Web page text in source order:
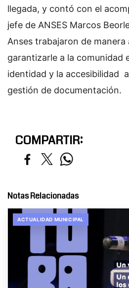
llegada, y contó con el
jefe de ANSES Marcos
Anses trabajaron de
garantizarle a la comunidad
identidad y la accesibilidad
gestión de documentación.
COMPARTIR:
Notas Relacionadas
ACTUALIDAD MUNICIPAL